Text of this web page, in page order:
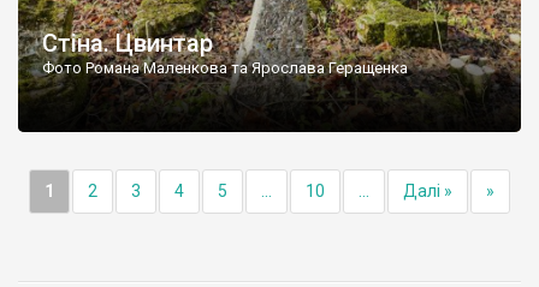
Стіна. Цвинтар
Фото Романа Маленкова та Ярослава Геращенка
1 2 3 4 5 10 Далі » »